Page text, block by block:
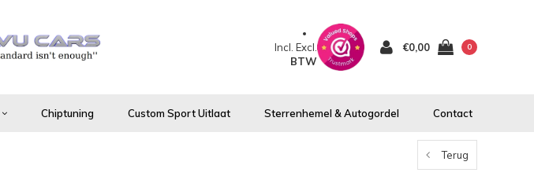
Incl. Excl.
BTW
€0,00 0
Chiptuning Custom Sport Uitlaat Sterrenhemel & Autogordel Contact
Terug